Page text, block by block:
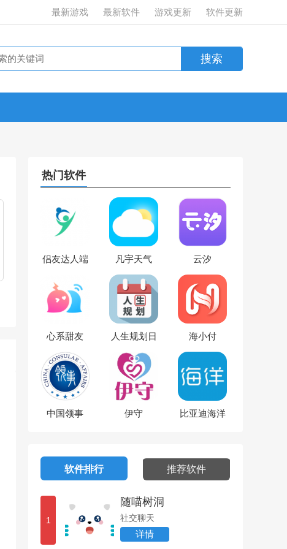
最新游戏 最新软件 游戏更新 软件更新
热门软件
侣友达人端 凡宇天气 云汐
心系甜友
人生规划日
海小付
中国领事 伊守 比亚迪海洋
软件排行 推荐软件
1
随喵树洞
社交聊天
详情